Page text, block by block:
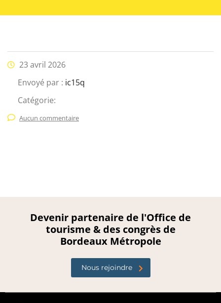
23 avril 2026
Envoyé par : ic15q
Catégorie:
Aucun commentaire
Devenir partenaire de l'Office de
tourisme & des congrès de
Bordeaux Métropole
Nous rejoindre